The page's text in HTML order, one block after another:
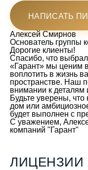
НАПИСАТЬ
Алексей Смирнов
Основатель группы
Дорогие клиенты!
Спасибо, что
«Гарант» мы ценим
воплотить в жизнь
пространстве. Наш
внимании к деталям
Будьте уверены,
дом или
будет выполнен с
С уважением,
компаний "Гарант"
ЛИЦЕНЗИИ